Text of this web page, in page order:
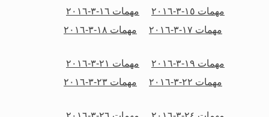
مهمات ١٥-٣-٢٠١٦
مهمات ١٦-٣-٢٠١٦
مهمات ١٧-٣-٢٠١٦
مهمات ١٨-٣-٢٠١٦
مهمات ١٩-٣-٢٠١٦
مهمات ٢١-٣-٢٠١٦
مهمات ٢٢-٣-٢٠١٦
مهمات ٢٣-٣-٢٠١٦